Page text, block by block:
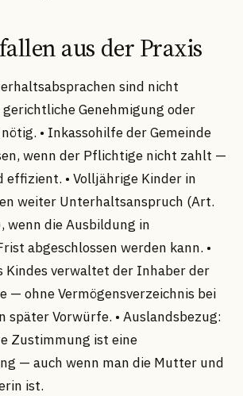
aus der Praxis
sind nicht
Genehmigung oder
• Inkassohilfe der Gemeinde
wenn der Pflichtige nicht zahlt —
effizient. • Volljährige Kinder in
weiter Unterhaltsanspruch (Art.
wenn die Ausbildung in
abgeschlossen werden kann. •
Kindes verwaltet der Inhaber der
— ohne Vermögensverzeichnis bei
später Vorwürfe. • Auslandsbezug:
Zustimmung ist eine
— auch wenn man die Mutter und
ist.